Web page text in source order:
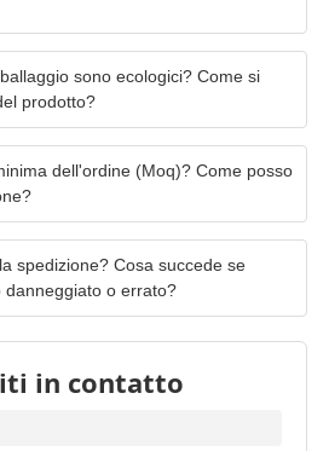
sono ecologici? Come si
prodotto?
dell'ordine (Moq)? Come posso
spedizione? Cosa succede se
o errato?